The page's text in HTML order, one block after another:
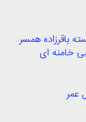
باقرزاده همسر
خامنه ای
عمر